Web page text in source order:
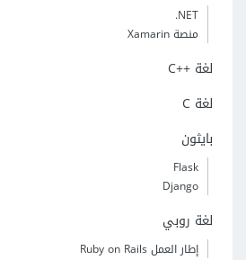
‎.NET
منصة Xamarin
لغة C++‎
لغة C
بايثون
Flask
Django
لغة روبي
إطار العمل Ruby on Rails